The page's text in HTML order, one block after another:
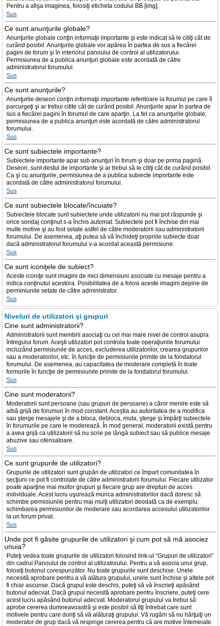
Pentru a afişa imaginea, folosiţi eticheta codului BB [img].
Sus
Ce sunt anunţurile globale?
Anunţurile globale conţin informaţii importante şi este indicat să le citiţi cât de
curând posibil. Anunţurile globale vor apărea în partea de sus a fiecărei
pagini de forum şi în interiorul panoului de control al utilizatorului.
Permisiunea de a publica anunţuri globale este acordată de către
administratorul forumului.
Sus
Ce sunt anunţurile?
Anunţurile deseori conţin informaţii importante referitoare la forumul pe care îl
parcurgeţi şi ar trebui citite cât de curând posibil. Anunţurile apar în partea de
sus a fiecărei pagini în forumul de care aparţin. La fel ca anunţurile globale,
permisiunea de a publica anunţuri este acordată de către administratorul
forumului.
Sus
Ce sunt subiectele importante?
Subiectele importante apar sub anunţuri în forum şi doar pe prima pagină.
Deseori, sunt destul de importante şi ar trebui să le citiţi cât de curând posibil.
Ca şi cu anunţurile, permisiunea de a publica subiecte importante este
acordată de către administratorul forumului.
Sus
Ce sunt subiectele blocate/încuiate?
Subiectele blocate sunt subiectele unde utilizatorii nu mai pot răspunde şi
orice sondaj conţinut s-a închis automat. Subiectele pot fi închise din mai
multe motive şi au fost setate astfel de către moderatorii sau administratorii
forumului. De asemenea, aţi putea să vă închideţi propriile subiecte doar
dacă administratorul forumului v-a acordat această permisiune.
Sus
Ce sunt iconiţele de subiect?
Aceste iconiţe sunt imagini de mici dimensiuni asociate cu mesaje pentru a
indica conţinutul acestora. Posibilitatea de a folosi aceste imagini depine de
perminiunile setate de către administrator.
Sus
Niveluri de utilizatori şi grupuri
Cine sunt administratorii?
Administratorii sunt membrii asociaţi cu cel mai mare nivel de control asupra
întregului forum. Aceşti utilizatori pot controla toate operaţiunile forumului
incluzând permisiunile de acces, excluderea utilizatorilor, crearea grupurilor
sau a moderatorilor, etc. în funcţie de permisiunile primite de la fondatorul
forumului. De asemenea, au capacitatea de moderare completă în toate
formurile în funcţie de permisiunile primite de la fondatorul forumului.
Sus
Cine sunt moderatorii?
Moderatorii sunt persoane (sau grupuri de persoane) a căror menire este să
aibă grijă de forumuri în mod constant. Aceştia au autoritatea de a modifica
sau şterge mesajele şi de a bloca, debloca, muta, şterge şi împărţi subiectele
în forumurile pe care le moderează. În mod general, moderatorii există pentru
a avea grijă ca utilizatorii să nu scrie pe lângă subiect sau să publice mesaje
abuzive sau ofensatoare.
Sus
Ce sunt grupurile de utilizatori?
Grupurile de utilizatori sunt grupări de utilizatori ce împart comunitatea în
secţiuni ce pot fi controlate de către administratorii forumului. Fiecare utilizator
poate aparţine mai multor grupuri şi fiecare grup are drepturi de acces
individuale. Acest lucru uşurează munca administratorilor dacă doresc să
schimbe permisiunile pentru mai mulţi utilizatori deodată ca de exemplu:
schimbarea permisiunilor de moderare sau acordarea accesului utilizatorilor
la un forum privat.
Sus
Unde pot fi găsite grupurile de utilizatori şi cum pot să mă asociez
unuia?
Puteţi vedea toate grupurile de utilizatori folosind link-ul “Grupuri de utilizatori”
din cadrul Panoului de control al utilizatorului. Pentru a vă asocia unui grup,
folosiţi butonul corespunzător. Nu toate grupurile sunt deschise. Unele
necesită aprobare pentru a vă alătura grupului, unele sunt închise şi altele pot
fi chiar ascunse. Dacă grupul este deschis, puteţi să vă înscrieţi apăsând
butonul adecvat. Dacă grupul necesită aprobare pentru înscriere, puteţi cere
acest lucru apăsând butonul adecvat. Moderatorul grupului va trebui să
aprobe cererea dumneavoastră şi este posibil să fiţi întrebat care sunt
motivele pentru care doriţi să vă alăturaţi grupului. Vă rugăm să nu hărţuiţi un
moderator de grup dacă vă respinge cererea pentru că are motive întemeiate.